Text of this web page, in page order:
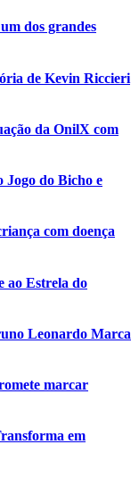
dos grandes
de Kevin Riccieri
da OnilX com
Jogo do Bicho e
com doença
ao Estrela do
Leonardo Marca
marcar
em